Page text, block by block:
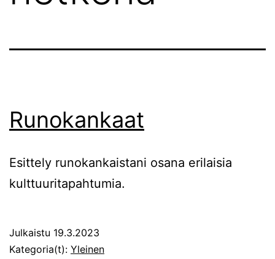
Runokankaat
Esittely runokankaistani osana erilaisia
kulttuuritapahtumia.
Julkaistu 19.3.2023
Kategoria(t): Yleinen